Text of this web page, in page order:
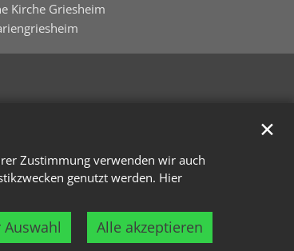
Zustimmung verwenden wir auch
genutzt werden. Hier
Auswahl Alle akzeptieren
✕
Kirche Griesheim